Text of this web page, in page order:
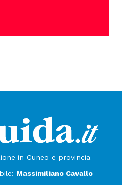
in Cuneo e provincia
Massimiliano Cavallo